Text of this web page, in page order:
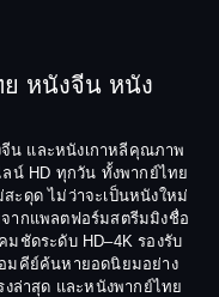
ยรุ่น
1991
1987
1985
1983
1981
1978
ย หนังจีน หนัง
น และหนังเกาหลีคุณภาพ
ลน์ HD ทุกวัน ทั้งพากย์ไทย
ะดุด ไม่ว่าจะเป็นหนังใหม่
ากแพลตฟอร์มสตรีมมิงชื่อ
มชัดระดับ HD–4K รองรับ
มคีย์ค้นหายอดนิยมอย่าง
ล่าสุด และหนังพากย์ไทย